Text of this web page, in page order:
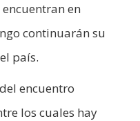
en
continuarán su
país.
encuentro
los cuales hay